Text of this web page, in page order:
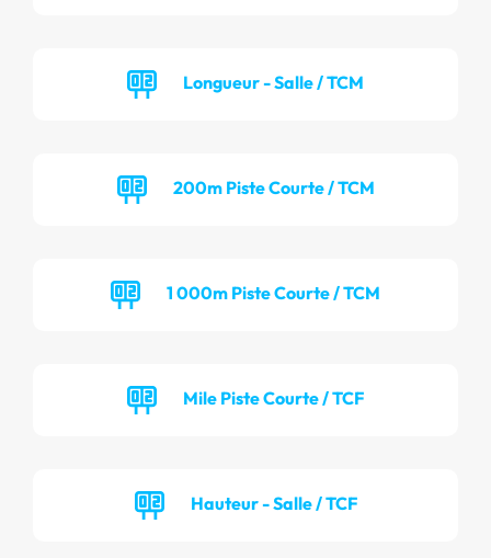
Longueur - Salle / TCM
200m Piste Courte / TCM
1 000m Piste Courte / TCM
Mile Piste Courte / TCF
Hauteur - Salle / TCF